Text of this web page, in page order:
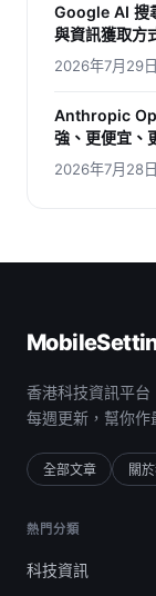
Google AI 搜
與資訊獲取方
2026年7月29日
Anthropic
強、更便宜、
2026年7月28日
香港科技資訊平台
每週更新，幫你作
全部文章 關
熱門分類
科技資訊